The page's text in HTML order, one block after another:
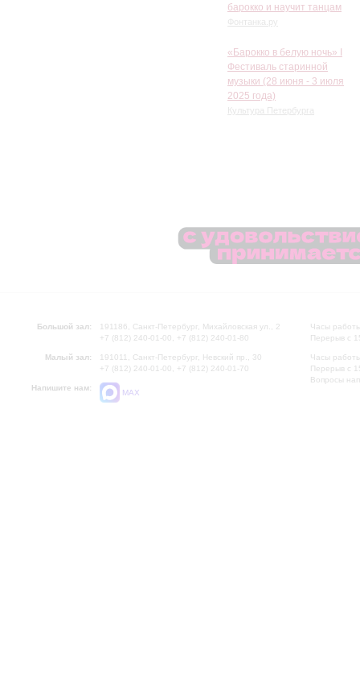
барокко и научит танцам
Фонтанка.ру
«Барокко в белую ночь» I
Фестиваль старинной
музыки (28 июня - 3 июля
2025 года)
Культура Петербурга
Большой зал:
191186, Санкт-Петербург, Михайловская ул., 2
+7 (812) 240-01-00, +7 (812) 240-01-80
Малый зал:
191011, Санкт-Петербург, Невский пр., 30
+7 (812) 240-01-00, +7 (812) 240-01-70
Напишите нам:
MAX
Часы
Перерыв с
Часы
Перерыв с
Вопросы